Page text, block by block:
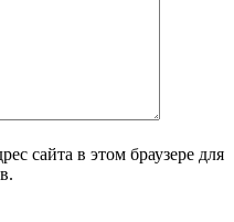
сайта в этом браузере для